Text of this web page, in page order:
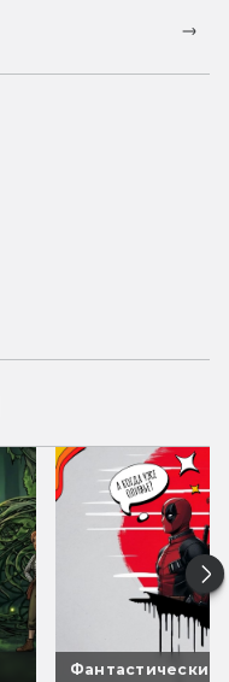
Фантастические